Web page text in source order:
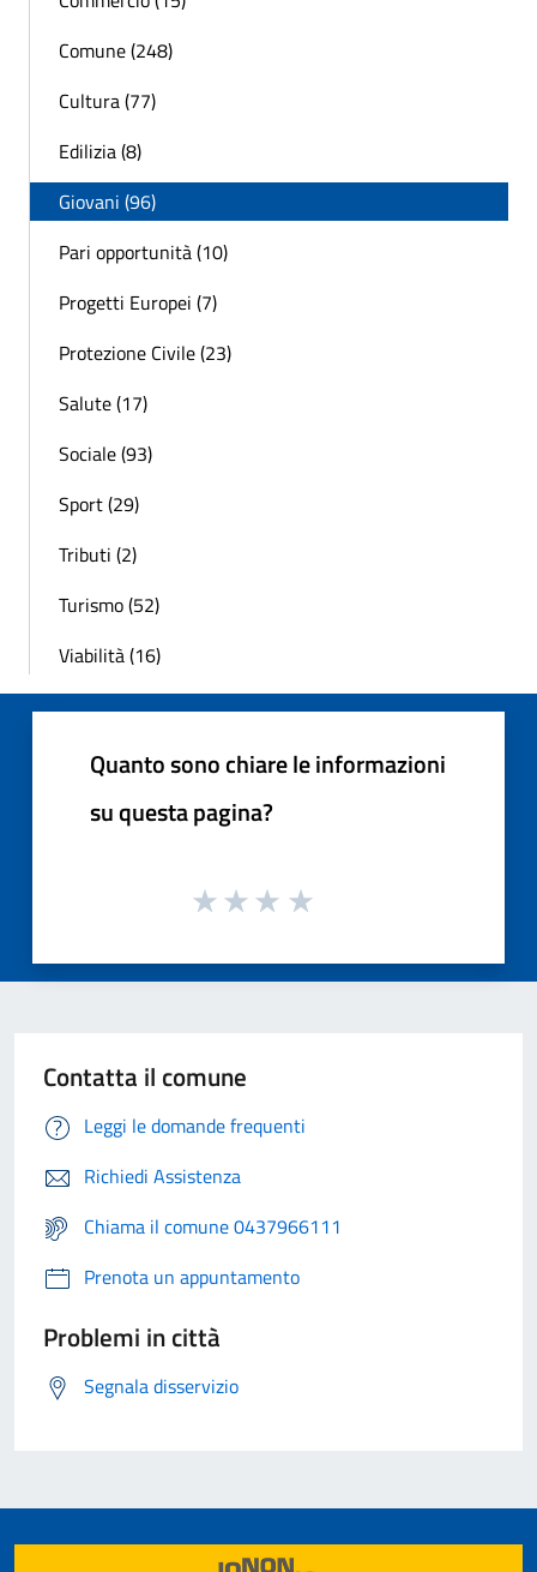
Comune (248)
Cultura (77)
Edilizia (8)
Giovani (96)
Pari opportunità (10)
Progetti Europei (7)
Protezione Civile (23)
Salute (17)
Sociale (93)
Sport (29)
Tributi (2)
Turismo (52)
Viabilità (16)
Quanto sono chiare le informazioni
su questa pagina?
Contatta il comune
Leggi le domande frequenti
Richiedi Assistenza
Chiama il comune 0437966111
Prenota un appuntamento
Problemi in città
Segnala disservizio